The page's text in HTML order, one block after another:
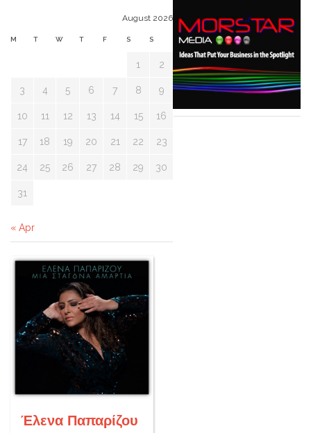
August 2026
M T W T F S S
1 2
3 4 5 6 7 8 9
10 11 12 13 14 15 16
17 18 19 20 21 22 23
24 25 26 27 28 29 30
31
« Apr
Έλενα Παπαρίζου